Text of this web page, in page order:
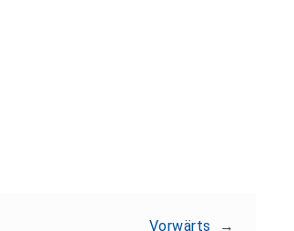
Vorwärts →